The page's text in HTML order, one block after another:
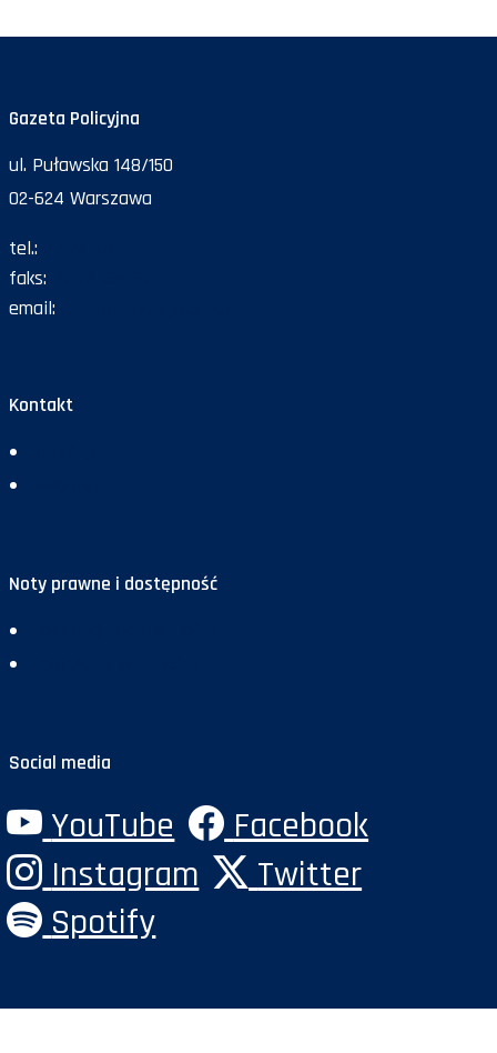
Gazeta Policyjna
ul. Puławska 148/150
02-624 Warszawa
tel.:
faks:
email:
Kontakt
Noty prawne i dostępność
Social media
YouTube
Facebook
Instagram
Twitter
Spotify